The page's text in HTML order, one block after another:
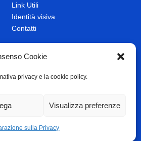
Cookie
privacy e la cookie policy.
Visualizza preferenze
sulla Privacy
Link Utili
Identità visiva
Contatti